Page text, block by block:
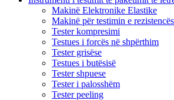
Makinë Elektronike Elastike
Makinë për testimin e
Tester kompresimi
Testues i forcës në shpërthim
Tester grisëse
Testues i butësisë
Tester shpuese
Tester i palosshëm
Tester peeling